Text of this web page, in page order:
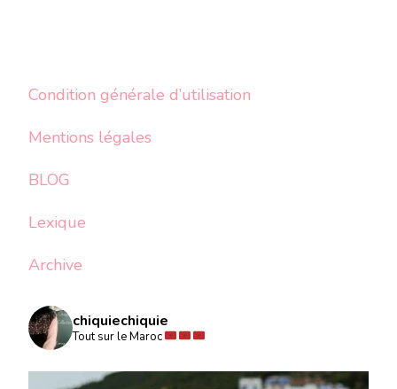
Condition générale d’utilisation
Mentions légales
BLOG
Lexique
Archive
chiquiechiquie
Tout sur le Maroc